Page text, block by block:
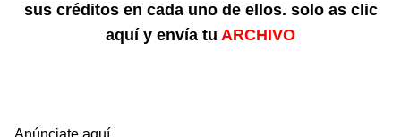
sus créditos en cada uno de ellos. solo as clic
aquí y envía tu ARCHIVO
Anúnciate aquí